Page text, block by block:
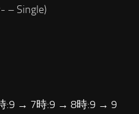
– Single)
:9 → 7時:9 → 8時:9 → 9